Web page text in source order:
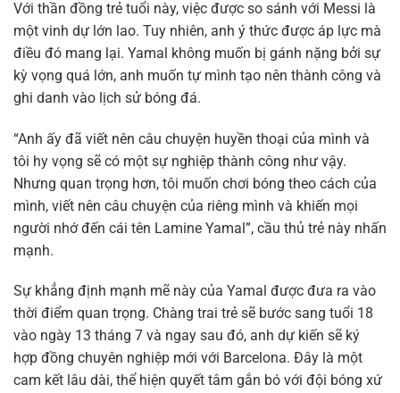
Với thần đồng trẻ tuổi này, việc được so sánh với Messi là
một vinh dự lớn lao. Tuy nhiên, anh ý thức được áp lực mà
điều đó mang lại. Yamal không muốn bị gánh nặng bởi sự
kỳ vọng quá lớn, anh muốn tự mình tạo nên thành công và
ghi danh vào lịch sử bóng đá.
“Anh ấy đã viết nên câu chuyện huyền thoại của mình và
tôi hy vọng sẽ có một sự nghiệp thành công như vậy.
Nhưng quan trọng hơn, tôi muốn chơi bóng theo cách của
mình, viết nên câu chuyện của riêng mình và khiến mọi
người nhớ đến cái tên Lamine Yamal”, cầu thủ trẻ này nhấn
mạnh.
Sự khẳng định mạnh mẽ này của Yamal được đưa ra vào
thời điểm quan trọng. Chàng trai trẻ sẽ bước sang tuổi 18
vào ngày 13 tháng 7 và ngay sau đó, anh dự kiến sẽ ký
hợp đồng chuyên nghiệp mới với Barcelona. Đây là một
cam kết lâu dài, thể hiện quyết tâm gắn bó với đội bóng xứ